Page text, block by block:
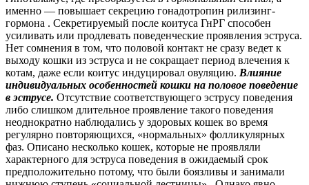
именно — повышает секрецию гонадотропин рилизинг-
гормона . Секретируемый после коитуса ГнРГ способен
усиливать или продлевать поведенческие проявления эструса.
Нет сомнения в том, что половой контакт не сразу ведет к
выходу кошки из эструса и не сокращает период влечения к
котам, даже если коитус индуцировал овуляцию. Влияние
индивидуальных особенностей кошки на половое поведение
в эструсе. Отсутствие соответствующего эструсу поведения
либо слишком длительное проявление такого поведения
неоднократно наблюдались у здоровых кошек во время
регулярно повторяющихся, «нормальных» фолликулярных
фаз. Описано несколько кошек, которые не проявляли
характерного для эструса поведения в ожидаемый срок
предположительно потому, что были боязливы и занимали